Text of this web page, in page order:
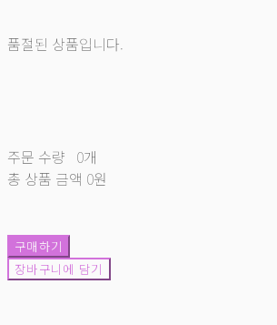
품절된 상품입니다.
주문 수량 0개
총 상품 금액 0원
구매하기
장바구니에 담기